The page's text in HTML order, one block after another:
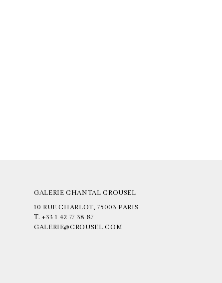
GALERIE CHANTAL CROUSEL
10 RUE CHARLOT, 75003 PARIS
T. +33 1 42 77 38 87
GALERIE@CROUSEL.COM